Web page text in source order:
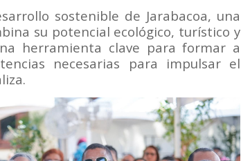
sostenible de Jarabacoa, una
su potencial ecológico, turístico y
herramienta clave para formar a
necesarias para impulsar el